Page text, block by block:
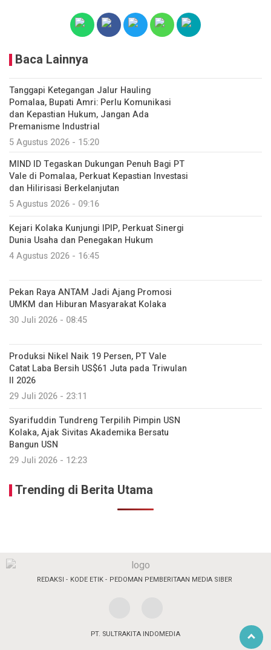
Baca Lainnya
Tanggapi Ketegangan Jalur Hauling
Pomalaa, Bupati Amri: Perlu Komunikasi
dan Kepastian Hukum, Jangan Ada
Premanisme Industrial
5 Agustus 2026 - 15:20
MIND ID Tegaskan Dukungan Penuh Bagi PT
Vale di Pomalaa, Perkuat Kepastian Investasi
dan Hilirisasi Berkelanjutan
5 Agustus 2026 - 09:16
Kejari Kolaka Kunjungi IPIP, Perkuat Sinergi
Dunia Usaha dan Penegakan Hukum
4 Agustus 2026 - 16:45
Pekan Raya ANTAM Jadi Ajang Promosi
UMKM dan Hiburan Masyarakat Kolaka
30 Juli 2026 - 08:45
Produksi Nikel Naik 19 Persen, PT Vale
Catat Laba Bersih US$61 Juta pada Triwulan
II 2026
29 Juli 2026 - 23:11
Syarifuddin Tundreng Terpilih Pimpin USN
Kolaka, Ajak Sivitas Akademika Bersatu
Bangun USN
29 Juli 2026 - 12:23
Trending di Berita Utama
REDAKSI KODE ETIK PEDOMAN PEMBERITAAN MEDIA SIBER
PT. SULTRAKITA INDOMEDIA